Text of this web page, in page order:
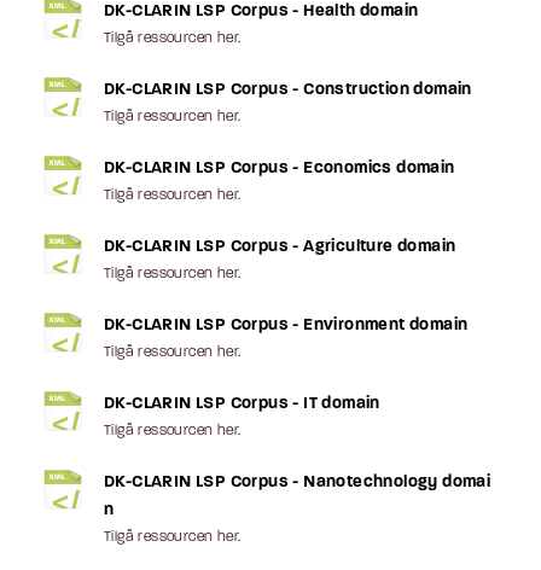
DK-CLARIN LSP Corpus - Health domain
Tilgå ressourcen her.
DK-CLARIN LSP Corpus - Construction domain
Tilgå ressourcen her.
DK-CLARIN LSP Corpus - Economics domain
Tilgå ressourcen her.
DK-CLARIN LSP Corpus - Agriculture domain
Tilgå ressourcen her.
DK-CLARIN LSP Corpus - Environment domain
Tilgå ressourcen her.
DK-CLARIN LSP Corpus - IT domain
Tilgå ressourcen her.
DK-CLARIN LSP Corpus - Nanotechnology domai
n
Tilgå ressourcen her.